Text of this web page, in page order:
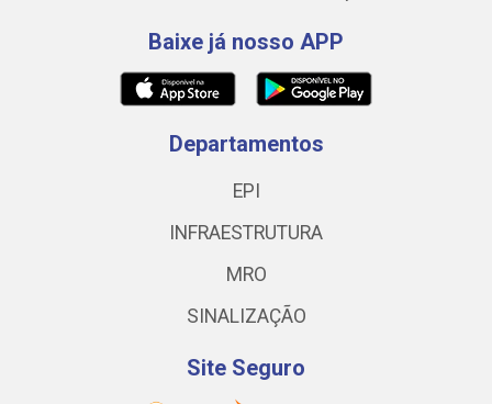
Baixe já nosso APP
Departamentos
EPI
INFRAESTRUTURA
MRO
SINALIZAÇÃO
Site Seguro